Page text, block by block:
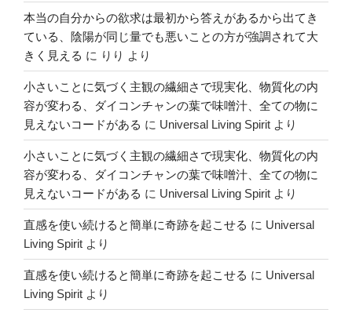
本当の自分からの欲求は最初から答えがあるから出てき
ている、陰陽が同じ量でも悪いことの方が強調されて大
きく見える に りり より
小さいことに気づく主観の繊細さで現実化、物質化の内
容が変わる、ダイコンチャンの葉で味噌汁、全ての物に
見えないコードがある に Universal Living Spirit より
小さいことに気づく主観の繊細さで現実化、物質化の内
容が変わる、ダイコンチャンの葉で味噌汁、全ての物に
見えないコードがある に Universal Living Spirit より
直感を使い続けると簡単に奇跡を起こせる に Universal
Living Spirit より
直感を使い続けると簡単に奇跡を起こせる に Universal
Living Spirit より